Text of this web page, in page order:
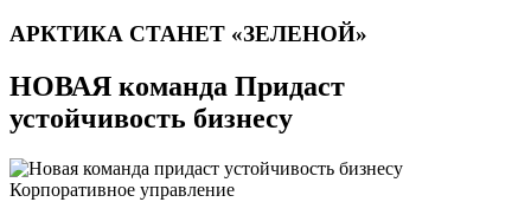
АРКТИКА СТАНЕТ «ЗЕЛЕНОЙ»
НОВАЯ команда Придаст
устойчивость бизнесу
Корпоративное управление